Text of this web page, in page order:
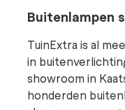
Buitenlampen
TuinExtra is al
in
showroom in
honderden